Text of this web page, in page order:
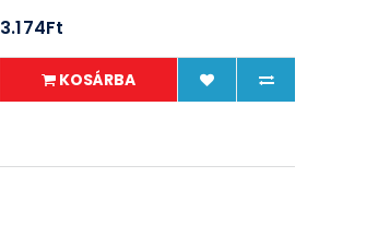
3.174Ft
KOSÁRBA